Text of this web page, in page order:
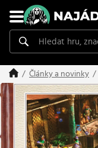
Články a novinky